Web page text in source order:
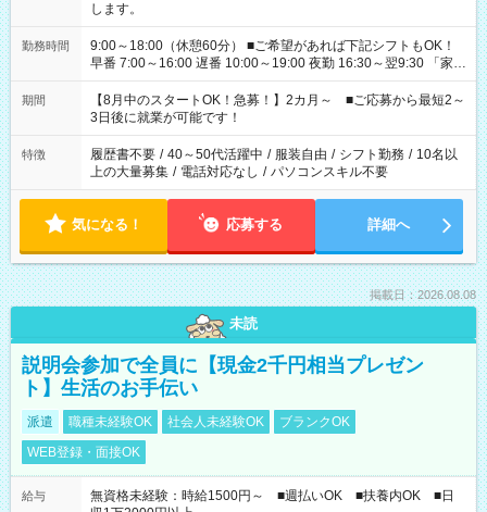
します。
勤務時間
9:00～18:00（休憩60分） ■ご希望があれば下記シフトもOK！
早番 7:00～16:00 遅番 10:00～19:00 夜勤 16:30～翌9:30 「家族
と休みを合わせたい」 「余裕を持って夕飯の準備がしたい」
「できれば残業はしたくない」 など、ご希望を教えてください
ね。 ※Wワーク希望の方へ 今ご覧のお仕事で希望する勤務時間
と、もう1つのお仕事の勤務時間。 合計で週40時間を超える場
合は応募できません。
期間
【8月中のスタートOK！急募！】2カ月～ ■ご応募から最短2～
3日後に就業が可能です！
特徴 履歴書不要 / 40～50代活躍中 / 服装自由 / シフト勤務 / 10名以
上の大量募集 / 電話対応なし / パソコンスキル不要
気になる！ 応募する 詳細へ
掲載日：2026.08.08
未読
説明会参加で全員に【現金2千円相当プレゼン
ト】生活のお手伝い
派遣 職種未経験OK 社会人未経験OK
ブランクOK
WEB登録・面接OK
給与
無資格未経験：時給1500円～ ■週払いOK ■扶養内OK ■日